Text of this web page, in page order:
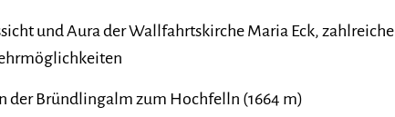
und Aura der Wallfahrtskirche Maria Eck, zahlreiche
der Bründlingalm zum Hochfelln (1664 m)